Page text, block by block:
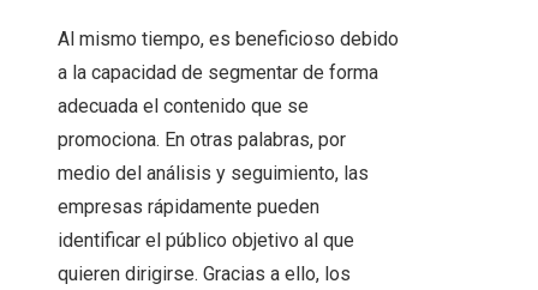
Al mismo tiempo, es beneficioso debido
a la capacidad de segmentar de forma
adecuada el contenido que se
promociona. En otras palabras, por
medio del análisis y seguimiento, las
empresas rápidamente pueden
identificar el público objetivo al que
quieren dirigirse. Gracias a ello, los